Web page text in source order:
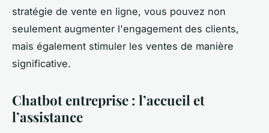
stratégie de vente en ligne, vous pouvez non
seulement augmenter l'engagement des clients,
mais également stimuler les ventes de manière
significative.
Chatbot entreprise : l’accueil et
l’assistance